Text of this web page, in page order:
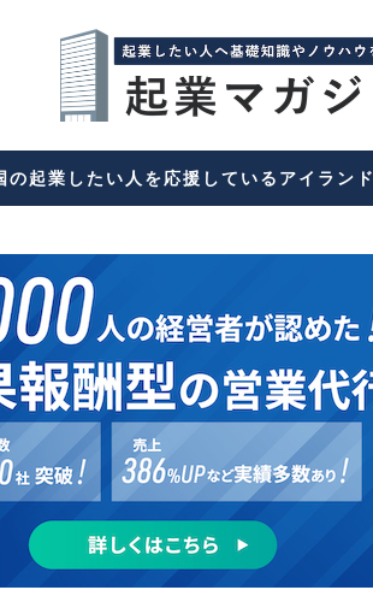
の起業したい人を応援しているアイラン